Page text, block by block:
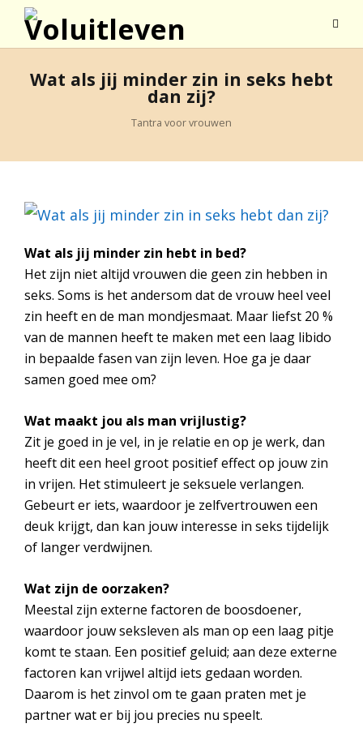
Wat als jij minder zin in seks hebt
dan zij?
Tantra voor vrouwen
Wat als jij minder zin hebt in bed?
Het zijn niet altijd vrouwen die geen zin hebben in
seks. Soms is het andersom dat de vrouw heel veel
zin heeft en de man mondjesmaat. Maar liefst 20 %
van de mannen heeft te maken met een laag libido
in bepaalde fasen van zijn leven. Hoe ga je daar
samen goed mee om?
Wat maakt jou als man vrijlustig?
Zit je goed in je vel, in je relatie en op je werk, dan
heeft dit een heel groot positief effect op jouw zin
in vrijen. Het stimuleert je seksuele verlangen.
Gebeurt er iets, waardoor je zelfvertrouwen een
deuk krijgt, dan kan jouw interesse in seks tijdelijk
of langer verdwijnen.
Wat zijn de oorzaken?
Meestal zijn externe factoren de boosdoener,
waardoor jouw seksleven als man op een laag pitje
komt te staan. Een positief geluid; aan deze externe
factoren kan vrijwel altijd iets gedaan worden.
Daarom is het zinvol om te gaan praten met je
partner wat er bij jou precies nu speelt.